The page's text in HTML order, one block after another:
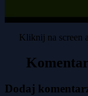
Kliknij na screen
Dodaj